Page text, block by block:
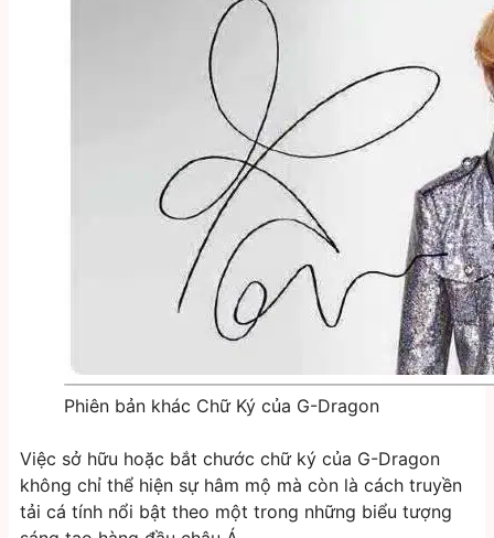
Phiên bản khác Chữ Ký của G-Dragon
Việc sở hữu hoặc bắt chước chữ ký của G-Dragon
không chỉ thể hiện sự hâm mộ mà còn là cách truyền
tải cá tính nổi bật theo một trong những biểu tượng